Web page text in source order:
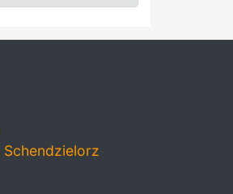
Schendzielorz